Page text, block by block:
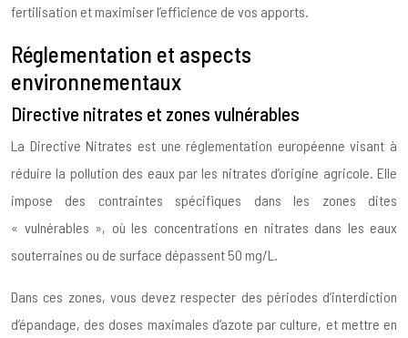
fertilisation et maximiser l’efficience de vos apports.
Réglementation et aspects
environnementaux
Directive nitrates et zones vulnérables
La Directive Nitrates est une réglementation européenne visant à
réduire la pollution des eaux par les nitrates d’origine agricole. Elle
impose des contraintes spécifiques dans les zones dites
« vulnérables », où les concentrations en nitrates dans les eaux
souterraines ou de surface dépassent 50 mg/L.
Dans ces zones, vous devez respecter des périodes d’interdiction
d’épandage, des doses maximales d’azote par culture, et mettre en